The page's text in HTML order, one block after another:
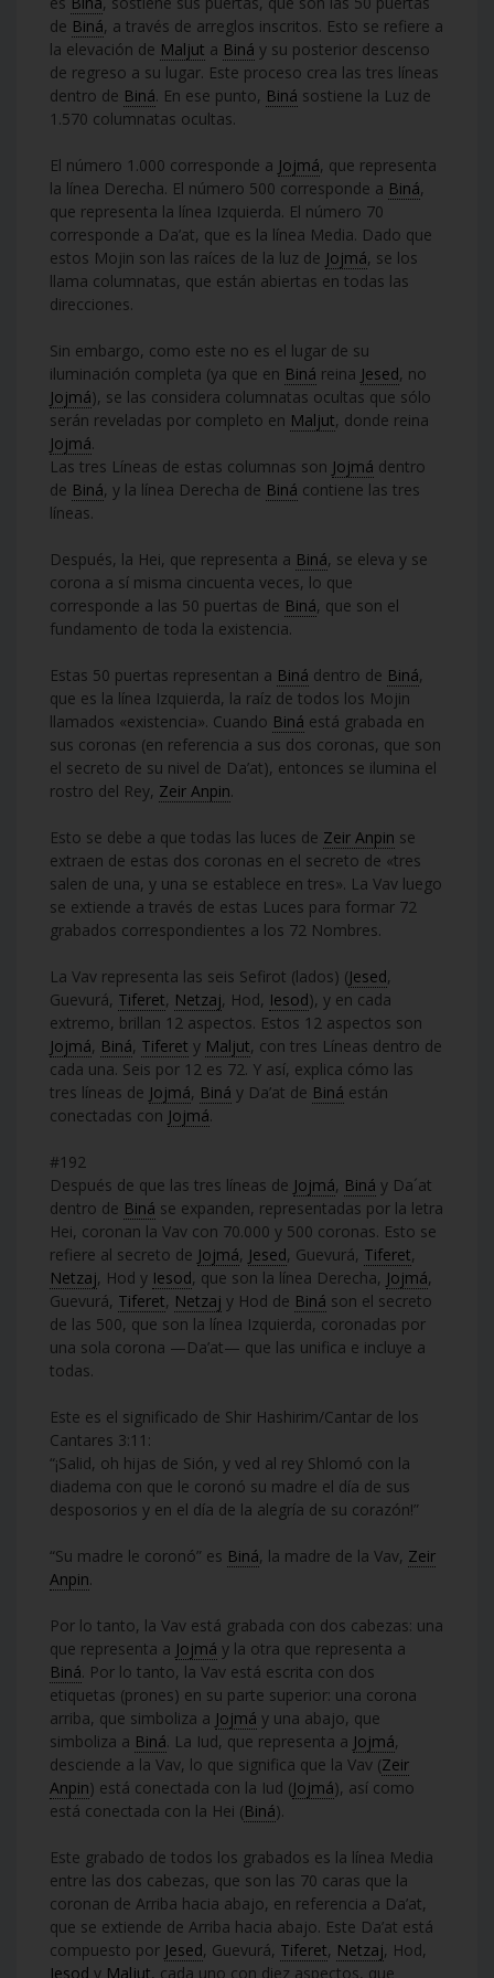
de Biná, a través de arreglos inscritos. Esto se refiere a
la elevación de Maljut a Biná y su posterior descenso
de regreso a su lugar. Este proceso crea las tres líneas
dentro de Biná. En ese punto, Biná sostiene la Luz de
1.570 columnatas ocultas.
El número 1.000 corresponde a Jojmá, que representa
la línea Derecha. El número 500 corresponde a Biná,
que representa la línea Izquierda. El número 70
corresponde a Da’at, que es la línea Media. Dado que
estos Mojin son las raíces de la luz de Jojmá, se los
llama columnatas, que están abiertas en todas las
direcciones.
Sin embargo, como este no es el lugar de su
iluminación completa (ya que en Biná reina Jesed, no
Jojmá), se las considera columnatas ocultas que sólo
serán reveladas por completo en Maljut, donde reina
Jojmá.
Las tres Líneas de estas columnas son Jojmá dentro
de Biná, y la línea Derecha de Biná contiene las tres
líneas.
Después, la Hei, que representa a Biná, se eleva y se
corona a sí misma cincuenta veces, lo que
corresponde a las 50 puertas de Biná, que son el
fundamento de toda la existencia.
Estas 50 puertas representan a Biná dentro de Biná,
que es la línea Izquierda, la raíz de todos los Mojin
llamados «existencia». Cuando Biná está grabada en
sus coronas (en referencia a sus dos coronas, que son
el secreto de su nivel de Da’at), entonces se ilumina el
rostro del Rey, Zeir Anpin.
Esto se debe a que todas las luces de Zeir Anpin se
extraen de estas dos coronas en el secreto de «tres
salen de una, y una se establece en tres». La Vav luego
se extiende a través de estas Luces para formar 72
grabados correspondientes a los 72 Nombres.
La Vav representa las seis Sefirot (lados) (Jesed,
Guevurá, Tiferet, Netzaj, Hod, Iesod), y en cada
extremo, brillan 12 aspectos. Estos 12 aspectos son
Jojmá, Biná, Tiferet y Maljut, con tres Líneas dentro de
cada una. Seis por 12 es 72. Y así, explica cómo las
tres líneas de Jojmá, Biná y Da’at de Biná están
conectadas con Jojmá.
#192
Después de que las tres líneas de Jojmá, Biná y Da´at
dentro de Biná se expanden, representadas por la letra
Hei, coronan la Vav con 70.000 y 500 coronas. Esto se
refiere al secreto de Jojmá, Jesed, Guevurá, Tiferet,
Netzaj, Hod y Iesod, que son la línea Derecha, Jojmá,
Guevurá, Tiferet, Netzaj y Hod de Biná son el secreto
de las 500, que son la línea Izquierda, coronadas por
una sola corona —Da’at— que las unifica e incluye a
todas.
Este es el significado de Shir Hashirim/Cantar de los
Cantares 3:11:
“¡Salid, oh hijas de Sión, y ved al rey Shlomó con la
diadema con que le coronó su madre el día de sus
desposorios y en el día de la alegría de su corazón!”
“Su madre le coronó” es Biná, la madre de la Vav, Zeir
Anpin.
Por lo tanto, la Vav está grabada con dos cabezas: una
que representa a Jojmá y la otra que representa a
Biná. Por lo tanto, la Vav está escrita con dos
etiquetas (prones) en su parte superior: una corona
arriba, que simboliza a Jojmá y una abajo, que
simboliza a Biná. La Iud, que representa a Jojmá,
desciende a la Vav, lo que significa que la Vav (Zeir
Anpin) está conectada con la Iud (Jojmá), así como
está conectada con la Hei (Biná).
Este grabado de todos los grabados es la línea Media
entre las dos cabezas, que son las 70 caras que la
coronan de Arriba hacia abajo, en referencia a Da’at,
que se extiende de Arriba hacia abajo. Este Da’at está
compuesto por Jesed, Guevurá, Tiferet, Netzaj, Hod,
Iesod y Maljut, cada uno con diez aspectos, que